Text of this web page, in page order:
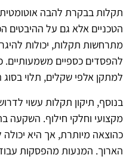
תקלות בבקרת להבה
הטכניים אלא גם על ההיבטים
מתרחשות תקלות, יכולות
להפסדים כספיים
למתקן אלפי שקלים, תלוי
בנוסף, תיקון תקלות עשוי
מקצועי וחלקי חילוף. השקעה
כהוצאה מיותרת, אך היא יכולה
הארוך. המנעות מהפסקות